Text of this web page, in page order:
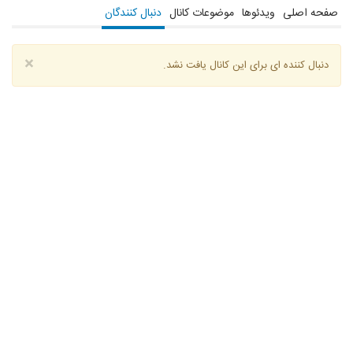
صفحه اصلی ویدئوها موضوعات کانال دنبال کنندگان
× دنبال کننده ای برای این کانال یافت نشد.